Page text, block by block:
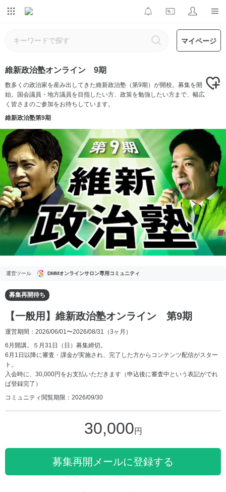
マイページ
維新政治塾オンライン 9期
数多くの政治家を産み出してきた維新政治塾（第9期）が開校。募集を開
始。国会議員・地方議員を目指したい方、政策を勉強したい方まで、幅広
く皆さまのご参加をお待ちしています。
維新政治塾第9期
運営ツール DMMオンラインサロン専用コミュニティ
募集再開待ち
【一般用】維新政治塾オンライン 第9期
運営期間：2026/06/01〜2026/08/31 （3ヶ月）
6月開講。５月31日（日）募集締切。
6月1日以降に審査・課金が実施され、完了した方からコンテンツ配信がスター
ト。
入会時に、30,000円をお支払いただきます（申込後に審査中という表記がでれ
ば登録完了）
コミュニティ閲覧期限：2026/09/30
30,000円
募集再開メールに登録する